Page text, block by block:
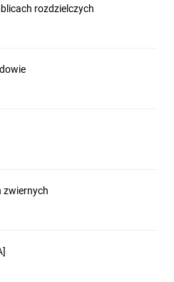
rozdzielczych
zwiernych